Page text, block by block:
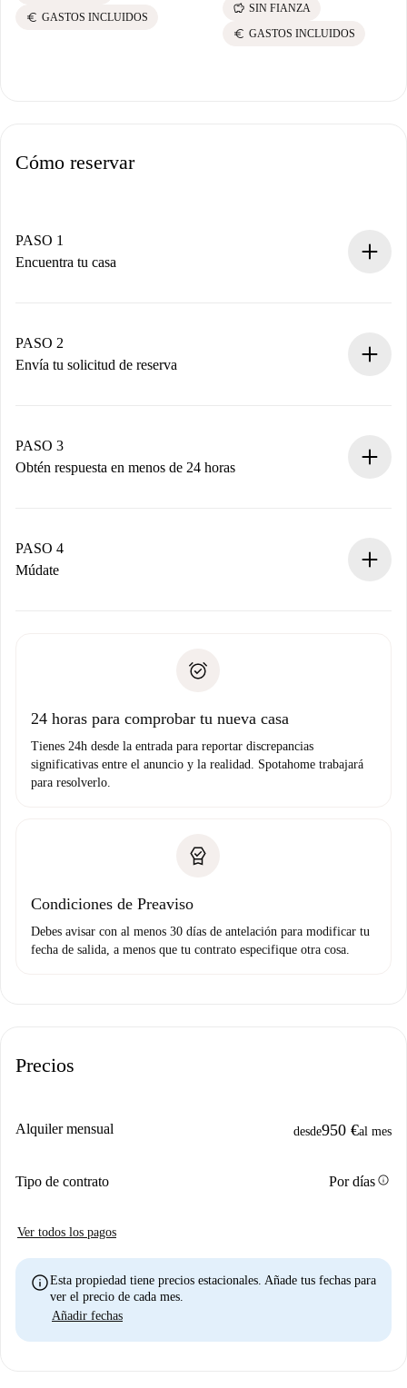
euro GASTOS INCLUIDOS
savings SIN FIANZA
euro GASTOS INCLUIDOS
Cómo reservar
PASO 1
Encuentra tu casa
Tienes toda la información necesaria por adelantado.
PASO 2
Envía tu solicitud de reserva
propietario acepte.
PASO 3
Obtén respuesta en menos de 24 horas
contacto con el propietario.
Si es rechazada: No te haremos ningún cargo y te
Prueba de solvencia
PASO 4
Múdate
no nos comunicas ningún problema.
24 horas para comprobar tu nueva casa
Tienes 24h desde la entrada para reportar discrepancias
significativas entre el anuncio y la realidad. Spotahome trabajará
para resolverlo.
Condiciones de Preaviso
Debes avisar con al menos 30 días de antelación para modificar tu
fecha de salida, a menos que tu contrato especifique otra cosa.
Precios
Alquiler mensual desde950 €al mes
Tipo de contrato Por díasinfo
Ver todos los pagos
infoEsta propiedad tiene precios estacionales. Añade tus fechas para
ver el precio de cada mes.
Añadir fechas